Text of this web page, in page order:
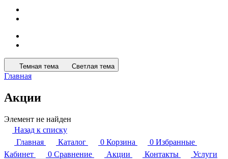
Темная тема Светлая тема
Главная
Акции
Элемент не найден
Назад к списку
Главная
Каталог 0 Корзина 0 Избранные
Кабинет
0 Сравнение Акции Контакты Услуги